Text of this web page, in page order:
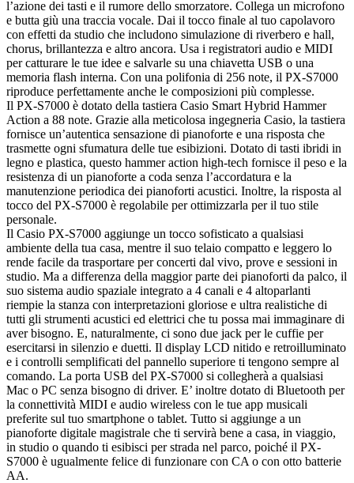
l’azione dei tasti e il rumore dello smorzatore. Collega un microfono
e butta giù una traccia vocale. Dai il tocco finale al tuo capolavoro
con effetti da studio che includono simulazione di riverbero e hall,
chorus, brillantezza e altro ancora. Usa i registratori audio e MIDI
per catturare le tue idee e salvarle su una chiavetta USB o una
memoria flash interna. Con una polifonia di 256 note, il PX-S7000
riproduce perfettamente anche le composizioni più complesse.
Il PX-S7000 è dotato della tastiera Casio Smart Hybrid Hammer
Action a 88 note. Grazie alla meticolosa ingegneria Casio, la tastiera
fornisce un’autentica sensazione di pianoforte e una risposta che
trasmette ogni sfumatura delle tue esibizioni. Dotato di tasti ibridi in
legno e plastica, questo hammer action high-tech fornisce il peso e la
resistenza di un pianoforte a coda senza l’accordatura e la
manutenzione periodica dei pianoforti acustici. Inoltre, la risposta al
tocco del PX-S7000 è regolabile per ottimizzarla per il tuo stile
personale.
Il Casio PX-S7000 aggiunge un tocco sofisticato a qualsiasi
ambiente della tua casa, mentre il suo telaio compatto e leggero lo
rende facile da trasportare per concerti dal vivo, prove e sessioni in
studio. Ma a differenza della maggior parte dei pianoforti da palco, il
suo sistema audio spaziale integrato a 4 canali e 4 altoparlanti
riempie la stanza con interpretazioni gloriose e ultra realistiche di
tutti gli strumenti acustici ed elettrici che tu possa mai immaginare di
aver bisogno. E, naturalmente, ci sono due jack per le cuffie per
esercitarsi in silenzio e duetti. Il display LCD nitido e retroilluminato
e i controlli semplificati del pannello superiore ti tengono sempre al
comando. La porta USB del PX-S7000 si collegherà a qualsiasi
Mac o PC senza bisogno di driver. E’ inoltre dotato di Bluetooth per
la connettività MIDI e audio wireless con le tue app musicali
preferite sul tuo smartphone o tablet. Tutto si aggiunge a un
pianoforte digitale magistrale che ti servirà bene a casa, in viaggio,
in studio o quando ti esibisci per strada nel parco, poiché il PX-
S7000 è ugualmente felice di funzionare con CA o con otto batterie
AA.